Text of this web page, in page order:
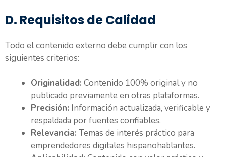
D. Requisitos de Calidad
Todo el contenido externo debe cumplir con los
siguientes criterios:
Originalidad: Contenido 100% original y no
publicado previamente en otras plataformas.
Precisión: Información actualizada, verificable y
respaldada por fuentes confiables.
Relevancia: Temas de interés práctico para
emprendedores digitales hispanohablantes.